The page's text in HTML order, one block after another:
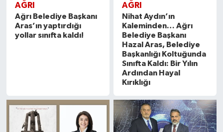
AĞRI
Ağrı Belediye Başkanı
Aras’ın yaptırdığı
yollar sınıfta kaldı!
AĞRI
Nihat Aydın’ın
Kaleminden… Ağrı
Belediye Başkanı
Hazal Aras, Belediye
Başkanlığı Koltuğunda
Sınıfta Kaldı: Bir Yılın
Ardından Hayal
Kırıklığı